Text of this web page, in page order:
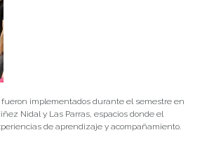
fueron implementados durante el semestre en
Nidal y Las Parras, espacios donde el
de aprendizaje y acompañamiento.